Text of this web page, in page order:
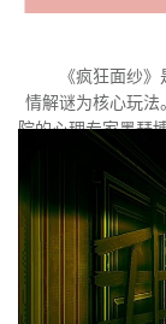
《疯狂面纱
情解谜为核心玩法
院的心理专家墨瑟
自然疾病患者索
隐藏在梦魇深处
的心理迷宫中进行